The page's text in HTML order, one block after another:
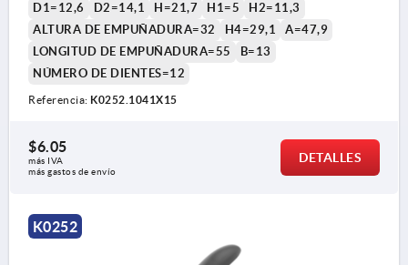
D1=12,6
D2=14,1 H=21,7 H1=5
H2=11,3
ALTURA DE EMPUÑADURA=32
H4=29,1
A=47,9
LONGITUD DE EMPUÑADURA=55
B=13
NÚMERO DE DIENTES=12
Referencia: K0252.1041X15
$6.05
más IVA
más gastos de envío
DETALLES
K0252